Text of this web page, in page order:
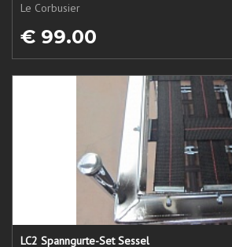
Le Corbusier
€ 99.00
LC2 Spanngurte-Set Sessel